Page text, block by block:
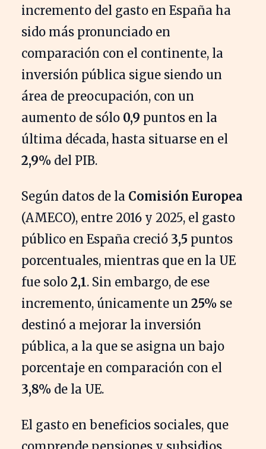
incremento del gasto en España ha
sido más pronunciado en
comparación con el continente, la
inversión pública sigue siendo un
área de preocupación, con un
aumento de sólo 0,9 puntos en la
última década, hasta situarse en el
2,9% del PIB.
Según datos de la Comisión Europea
(AMECO), entre 2016 y 2025, el gasto
público en España creció 3,5 puntos
porcentuales, mientras que en la UE
fue solo 2,1. Sin embargo, de ese
incremento, únicamente un 25% se
destinó a mejorar la inversión
pública, a la que se asigna un bajo
porcentaje en comparación con el
3,8% de la UE.
El gasto en beneficios sociales, que